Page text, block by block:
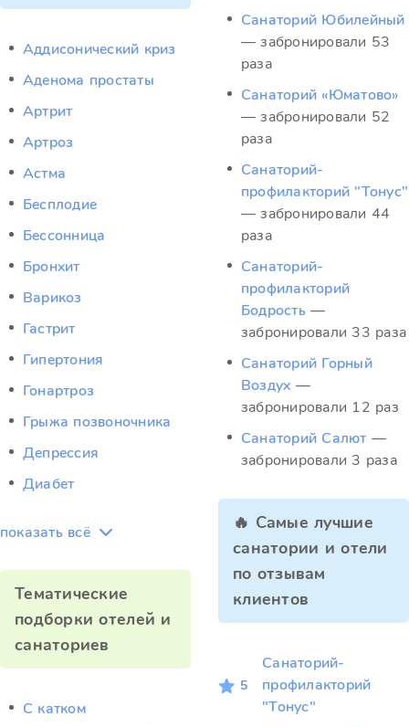
Аддисонический криз
Аденома простаты
Артрит
Артроз
Астма
Бесплодие
Бессонница
Бронхит
Варикоз
Гастрит
Гипертония
Гонартроз
Грыжа позвоночника
Депрессия
Диабет
показать всё
Тематические
подборки отелей и
санаториев
C катком
Санаторий Юбилейный
— забронировали 53
раза
Санаторий «Юматово»
— забронировали 52
раза
Санаторий-
профилакторий "Тонус"
— забронировали 44
раза
Санаторий-
профилакторий
Бодрость —
забронировали 33 раза
Санаторий Горный
Воздух —
забронировали 12 раз
Санаторий Салют —
забронировали 3 раза
🔥 Самые лучшие
санатории и отели
по отзывам
клиентов
5
Санаторий-
профилакторий
"Тонус"